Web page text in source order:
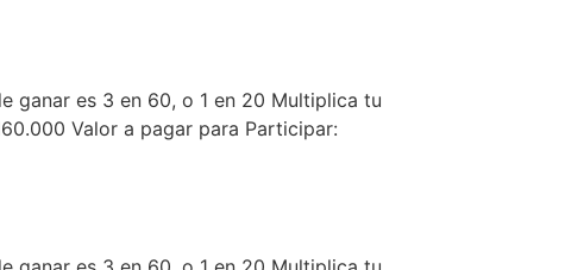
ganar es 3 en 60, o 1 en 20 Multiplica tu
Valor a pagar para Participar: